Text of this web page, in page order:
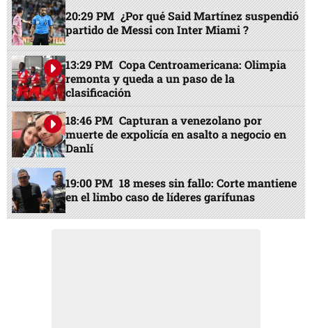
20:29 PM ¿Por qué Said Martínez suspendió
partido de Messi con Inter Miami ?
13:29 PM Copa Centroamericana: Olimpia
remonta y queda a un paso de la
clasificación
18:46 PM Capturan a venezolano por
muerte de expolicía en asalto a negocio en
Danlí
19:00 PM 18 meses sin fallo: Corte mantiene
en el limbo caso de líderes garífunas